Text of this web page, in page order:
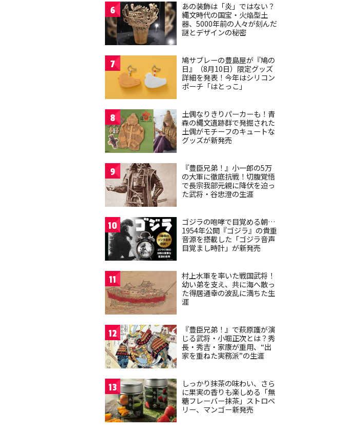
6
あの装飾は「炎」ではない？
縄文時代の国宝・火焔型土
器、5000年前の人々が刻んだ
謎とデザインの秘密
7
鳩サブレーの豊島屋が『鳩の
日』（8月10日）限定グッズ
詳細を発表！今年はシリコン
ポーチ「はとっこ」
8
土偶なりきりパーカーも！青
森の縄文遺跡群で発掘された
土偶がモチーフのキュートな
グッズが新発売
9
『豊臣兄弟！』小一郎の5万
の大軍に徹底抗戦！切腹覚悟
で長宗我部元親に降伏を迫っ
た武将・谷忠澄の生涯
10
ゴジラの咆哮で目覚める朝…
1954年公開『ゴジラ』の貴重
音源を搭載した「ゴジラ音声
目覚まし時計」が新発売
11
村上水軍を率いた戦国武将！
幼い弟を支え、共に海へ散っ
た得居通幸の波乱に満ちた生
涯
12
『豊臣兄弟！』で萩原護が演
じる武将・小堀正次とは？秀
長・秀吉・家康が重用、“出
家を重ねた実務派”の生涯
13
しっかり抹茶の味わい、さら
に果実の香りも楽しめる「無
糖フレーバー抹茶」ストロベ
リー、マンゴー新発売